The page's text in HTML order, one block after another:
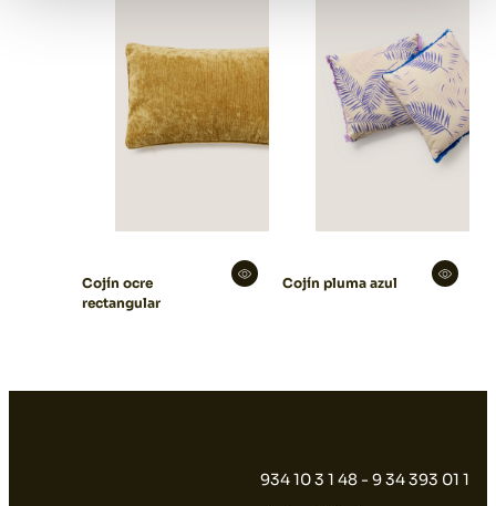
Cojín ocre
rectangular
Cojín pluma azul
934 10 3 1 48 - 9 34 393 01 1